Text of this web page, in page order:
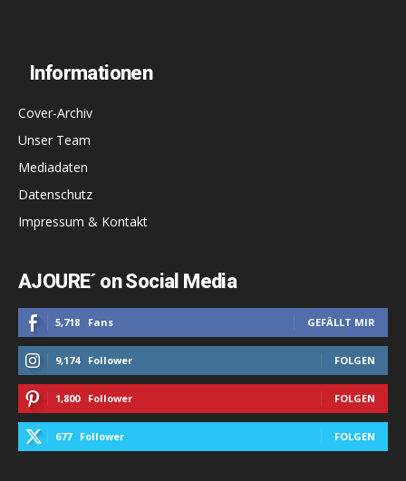
Informationen
Cover-Archiv
Unser Team
Mediadaten
Datenschutz
Impressum & Kontakt
AJOURE´ on Social Media
5,718 Fans GEFÄLLT MIR
9,174 Follower FOLGEN
1,800 Follower FOLGEN
677 Follower FOLGEN